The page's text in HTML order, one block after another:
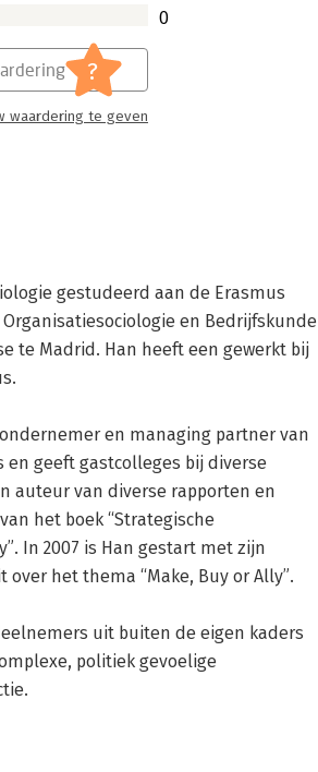
0
?
waardering te geven
gestudeerd aan de Erasmus
en Bedrijfskunde
te Madrid. Han heeft een gewerkt bij
en managing partner van
en geeft gastcolleges bij diverse
auteur van diverse rapporten en
het boek “Strategische
In 2007 is Han gestart met zijn
het thema “Make, Buy or Ally”.
uit buiten de eigen kaders
politiek gevoelige